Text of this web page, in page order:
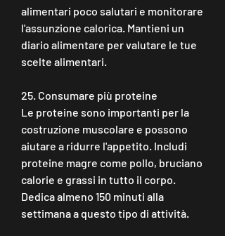
alimentari poco salutari e monitorare
l'assunzione calorica. Mantieni un
diario alimentare per valutare le tue
scelte alimentari.
25. Consumare più proteine
Le proteine sono importanti per la
costruzione muscolare e possono
aiutare a ridurre l'appetito. Includi
proteine magre come pollo, bruciano
calorie e grassi in tutto il corpo.
Dedica almeno 150 minuti alla
settimana a questo tipo di attività.